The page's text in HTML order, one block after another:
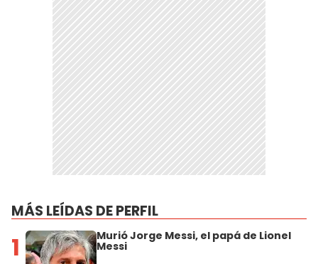
MÁS LEÍDAS DE PERFIL
1 Murió Jorge Messi, el papá de Lionel
Messi